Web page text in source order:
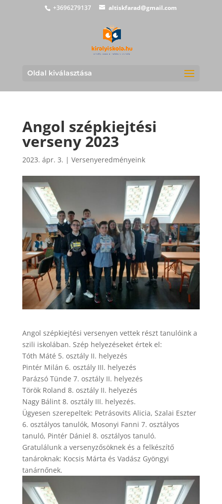
+3696279137 altiskfarad@gmail.com
Oldal kiválasztása
Angol szépkiejtési
verseny 2023
2023. ápr. 3. | Versenyeredményeink
Angol szépkiejtési versenyen vettek részt tanulóink a
szili iskolában. Szép helyezéseket értek el:
Tóth Máté 5. osztály II. helyezés
Pintér Milán 6. osztály III. helyezés
Parázsó Tünde 7. osztály II. helyezés
Török Roland 8. osztály II. helyezés
Nagy Bálint 8. osztály III. helyezés.
Ügyesen szerepeltek: Petrásovits Alicia, Szalai Eszter
6. osztályos tanulók, Mosonyi Fanni 7. osztályos
tanuló, Pintér Dániel 8. osztályos tanuló.
Gratulálunk a versenyzősöknek és a felkészítő
tanároknak: Kocsis Márta és Vadász Gyöngyi
tanárnőnek.